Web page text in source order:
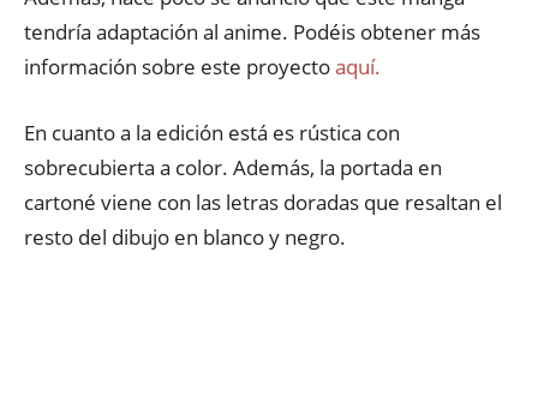
tendría adaptación al anime. Podéis obtener más
información sobre este proyectoaquí.
En cuanto a la edición está es rústica con
sobrecubierta a color. Además, la portada en
cartoné viene con las letras doradas que resaltan el
resto del dibujo en blanco y negro.